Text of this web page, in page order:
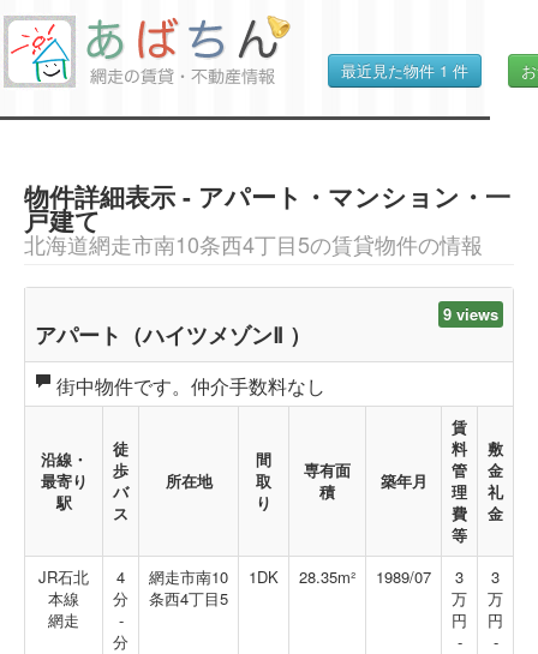
最近見た物件 1 件
物件詳細表示 - アパート・マンション・一
戸建て
北海道網走市南10条西4丁目5の賃貸物件の情報
9 views
アパート（ハイツメゾンⅡ ）
街中物件です。仲介手数料なし
沿線・
最寄り
駅
徒
歩
バ
ス
所在地
間
取
り
専有面
積
築年月
賃
料
管
理
費
等
敷
金
礼
金
JR石北
本線
網走
4
分
-
分
網走市南10
条西4丁目5
1DK 28.35m² 1989/07
3
万
円
-
3
万
円
-